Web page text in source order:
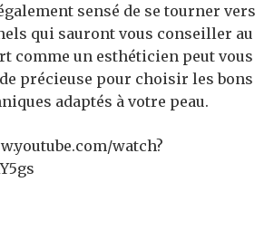
sensé de se tourner vers
qui sauront vous conseiller au
comme un esthéticien peut vous
précieuse pour choisir les bons
adaptés à votre peau.
watch?